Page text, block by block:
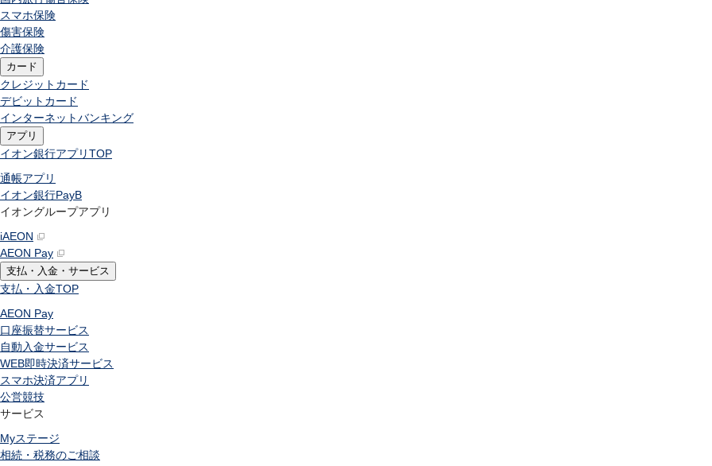
スマホ保険
傷害保険
介護保険
カード
クレジットカード
デビットカード
インターネットバンキング
アプリ
イオン銀行アプリTOP
通帳アプリ
イオン銀行PayB
イオングループアプリ
iAEON
AEON Pay
支払・入金・サービス
支払・入金TOP
AEON Pay
口座振替サービス
自動入金サービス
WEB即時決済サービス
スマホ決済アプリ
公営競技
サービス
Myステージ
相続・税務のご相談